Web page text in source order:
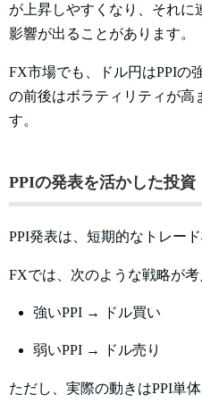
が上昇しやすくなり、それ
影響が出ることがあります。
FX市場でも、ドル円はPPIの
の前後はボラティリティが高
す。
PPIの発表を活かした投資
PPI発表は、短期的なトレー
FXでは、次のような戦略が考
強いPPI → ドル買い
弱いPPI → ドル売り
ただし、実際の動きはPPI単